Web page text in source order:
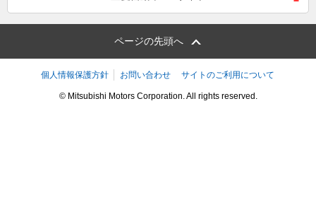
ページの先頭へ
個人情報保護方針 お問い合わせ サイトのご利用について
© Mitsubishi Motors Corporation. All rights reserved.